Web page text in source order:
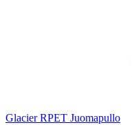
Glacier RPET Juomapullo